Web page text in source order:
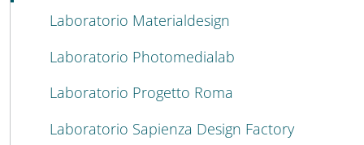
Laboratorio Materialdesign
Laboratorio Photomedialab
Laboratorio Progetto Roma
Laboratorio Sapienza Design Factory